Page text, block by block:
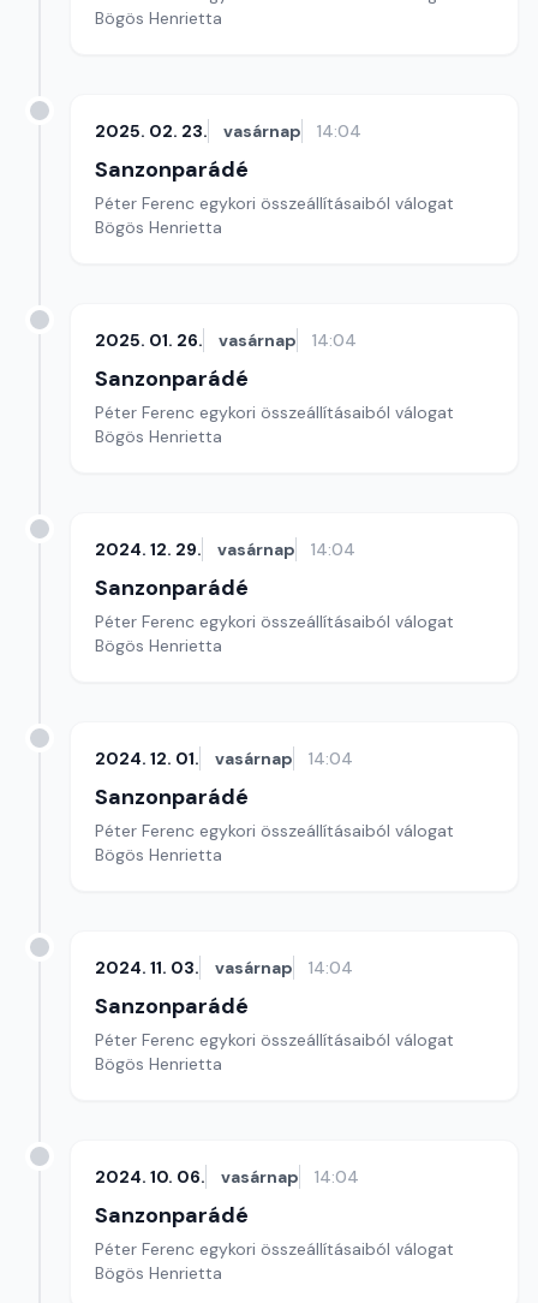
Bögös Henrietta
2025. 02. 23. vasárnap 14:04
Sanzonparádé
Péter Ferenc egykori összeállításaiból válogat
Bögös Henrietta
2025. 01. 26. vasárnap 14:04
Sanzonparádé
Péter Ferenc egykori összeállításaiból válogat
Bögös Henrietta
2024. 12. 29. vasárnap 14:04
Sanzonparádé
Péter Ferenc egykori összeállításaiból válogat
Bögös Henrietta
2024. 12. 01. vasárnap 14:04
Sanzonparádé
Péter Ferenc egykori összeállításaiból válogat
Bögös Henrietta
2024. 11. 03. vasárnap 14:04
Sanzonparádé
Péter Ferenc egykori összeállításaiból válogat
Bögös Henrietta
2024. 10. 06. vasárnap 14:04
Sanzonparádé
Péter Ferenc egykori összeállításaiból válogat
Bögös Henrietta